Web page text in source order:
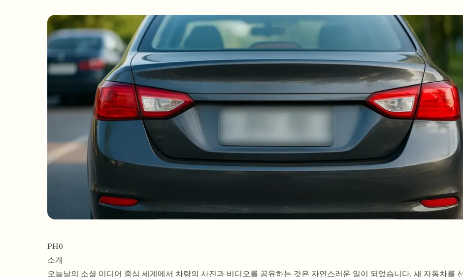
PH0
소개
오늘날의 소셜 미디어 중심 세계에서 차량의 사진과 비디오를 공유하는 것은 자연스러운 일이 되었습니다. 새 자동차를